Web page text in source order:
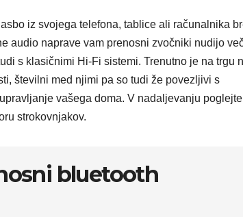
iz svojega telefona, tablice ali računalnika
audio naprave vam prenosni zvočniki nudijo
s klasičnimi Hi-Fi sistemi. Trenutno je na trgu
številni med njimi pa so tudi že povezljivi s
vašega doma. V nadaljevanju
strokovnjakov.
bluetooth